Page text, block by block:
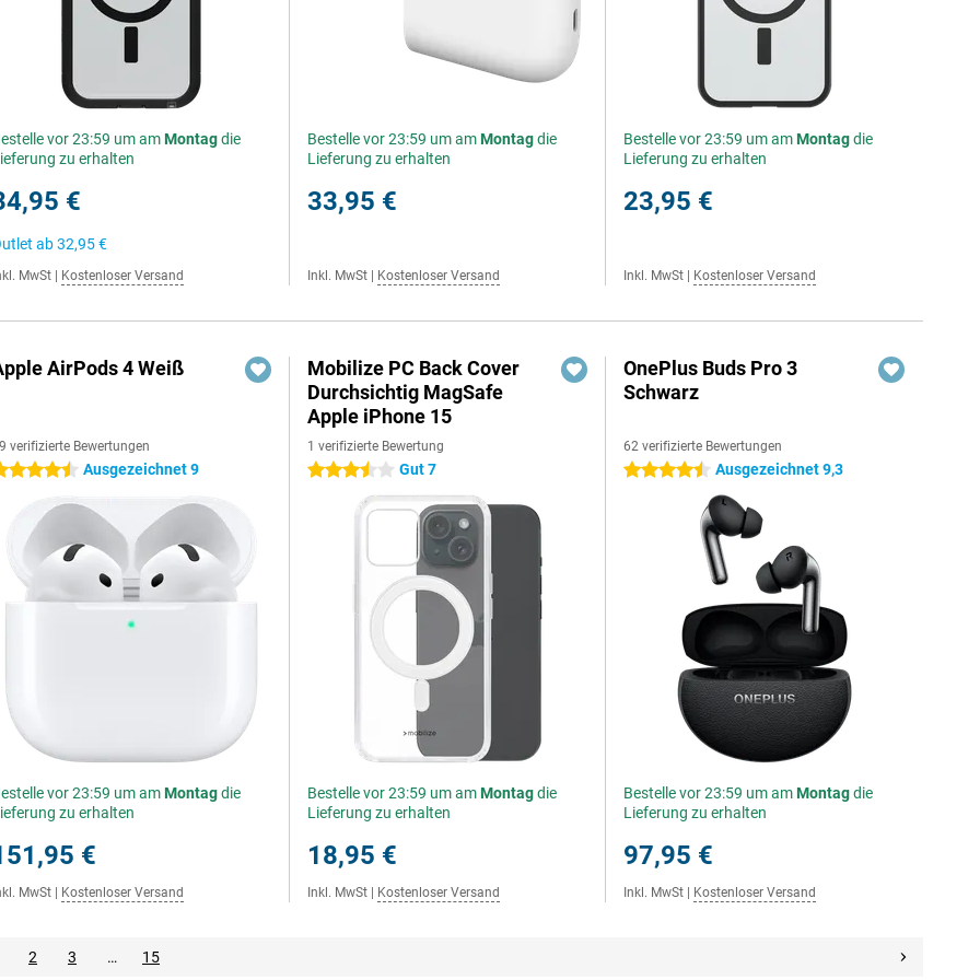
vor 23:59 um amMontagdie
zu erhalten
€
ab32,95 €
MwSt Kostenloser Versand
Bestelle vor 23:59 um amMontagdie
Lieferung zu erhalten
33,95 €
Inkl. MwSt Kostenloser Versand
Bestelle vor 23:59 um amMontagdie
Lieferung zu erhalten
23,95 €
Inkl. MwSt Kostenloser Versand
AirPods 4 Weiß
verifizierte Bewertungen
Sterne Ausgezeichnet 9
vor 23:59 um amMontagdie
zu erhalten
€
MwSt Kostenloser Versand
Mobilize PC Back Cover
Durchsichtig MagSafe
Apple iPhone 15
1 verifizierte Bewertung
3.5 Sterne Gut 7
Bestelle vor 23:59 um amMontagdie
Lieferung zu erhalten
18,95 €
Inkl. MwSt Kostenloser Versand
OnePlus Buds Pro 3
Schwarz
62 verifizierte Bewertungen
4.5 Sterne Ausgezeichnet 9,3
Bestelle vor 23:59 um amMontagdie
Lieferung zu erhalten
97,95 €
Inkl. MwSt Kostenloser Versand
2 3 … 15